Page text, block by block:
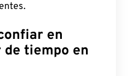
en
tiempo en